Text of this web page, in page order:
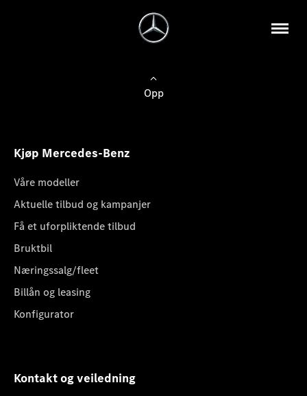
Opp
Kjøp Mercedes-Benz
Våre modeller
Aktuelle tilbud og kampanjer
Få et uforpliktende tilbud
Bruktbil
Næringssalg/fleet
Billån og leasing
Konfigurator
Kontakt og veiledning